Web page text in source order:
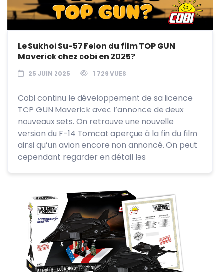
Le Sukhoi Su-57 Felon du film TOP GUN
Maverick chez cobi en 2025?
25 JUIN 2025 1 729 VUES
Cobi continu le développement de sa licence
TOP GUN Maverick avec l’annonce de deux
nouveaux sets. On retrouve une nouvelle
version du F-14 Tomcat aperçue à la fin du film
ainsi qu’un avion encore non annoncé. On peut
cependant regarder en détail les